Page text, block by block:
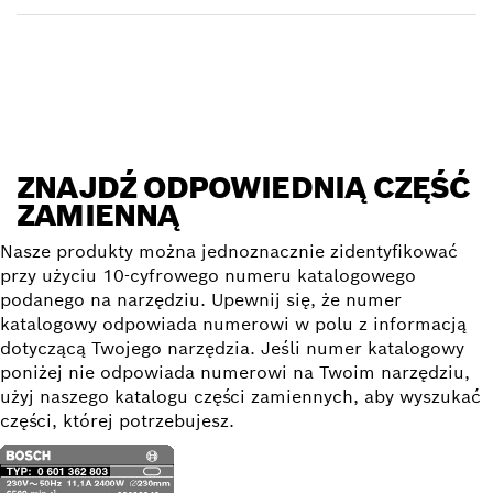
ZNAJDŹ ODPOWIEDNIĄ CZĘŚĆ
ZAMIENNĄ
Nasze produkty można jednoznacznie zidentyfikować
przy użyciu 10-cyfrowego numeru katalogowego
podanego na narzędziu. Upewnij się, że numer
katalogowy odpowiada numerowi w polu z informacją
dotyczącą Twojego narzędzia. Jeśli numer katalogowy
poniżej nie odpowiada numerowi na Twoim narzędziu,
użyj naszego katalogu części zamiennych, aby wyszukać
części, której potrzebujesz.